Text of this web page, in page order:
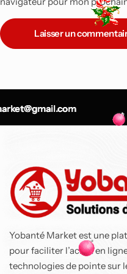
Laisser un
Yobanté Market est une
pour faciliter l’achat en
technologies de pointe sur
-9%
Top
compartiment 6-en-1,
9,5L
150 900CFA
137 800 CFA